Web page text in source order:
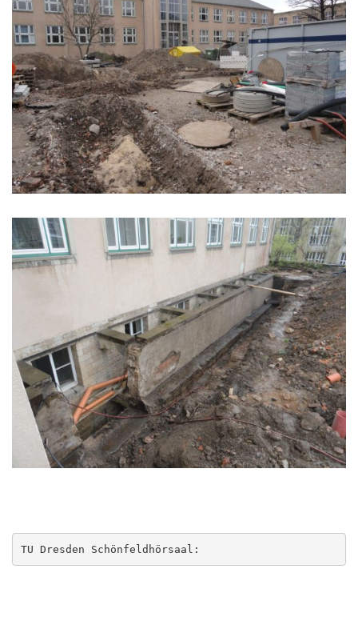
TU Dresden Schönfeldhörsaal: